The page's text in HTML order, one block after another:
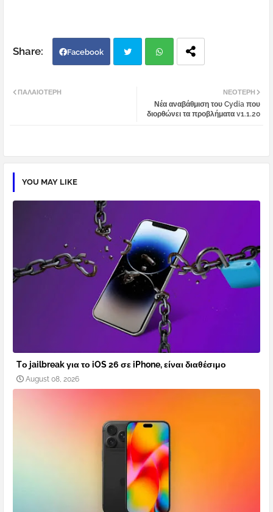
Facebook
atsa
ΝΕΌΤΕΡΗ
Νέα αναβάθμιση του Cydia που
διορθώνει τα προβλήματα v1.1.20
ΠΑΛΑΙΌΤΕΡΗ
YOU MAY LIKE
Tο jailbreak για το iOS 26 σε iPhone, είναι διαθέσιμο
August 08, 2026